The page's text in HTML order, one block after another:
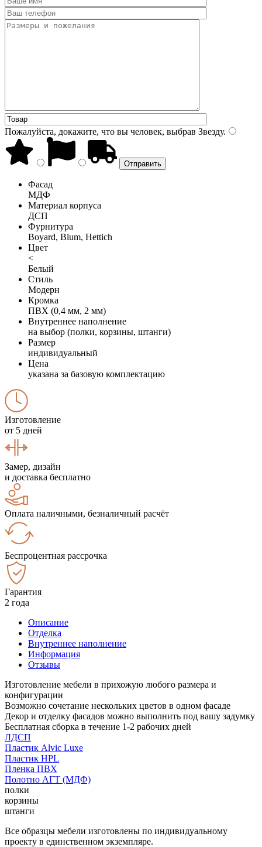
Пожалуйста, докажите, что вы человек, выбрав Звезду.
Фасад
МДФ
Материал корпуса
ДСП
Фурнитура
Boyard, Blum, Hettich
Цвет
<
Белый
Стиль
Модерн
Кромка
ПВХ (0,4 мм, 2 мм)
Внутреннее наполнение
на выбор (полки, корзины, штанги)
Размер
индивидуальный
Цена
указана за базовую комплектацию
Изготовление
от 5 дней
Замер, дизайн
и доставка бесплатно
Оплата наличными, безналичный расчёт
Беспроцентная рассрочка
Гарантия
2 года
Описание
Отделка
Внутреннее наполнение
Информация
Отзывы
Изготовление мебели в прихожую любого размера и
конфигурации
Возможно сочетание нескольких цветов в одном фасаде
Декор и отделку фасадов можно выполнить под вашу задумку
Бесплатная сборка в течение 1-2 рабочих дней
ЛДСП
Пластик Alvic Luxe
Пластик HPL
Пленка ПВХ
Полотно АГТ (МДФ)
полки
корзины
штанги
Все образцы мебели изготовлены по индивидуальному
проекту в единственном экземпляре.